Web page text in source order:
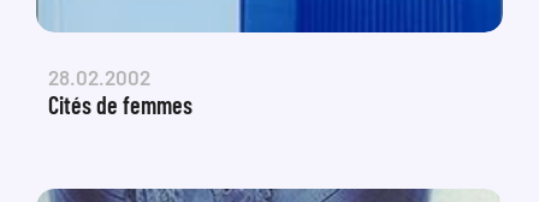
28.02.2002
Cités de femmes